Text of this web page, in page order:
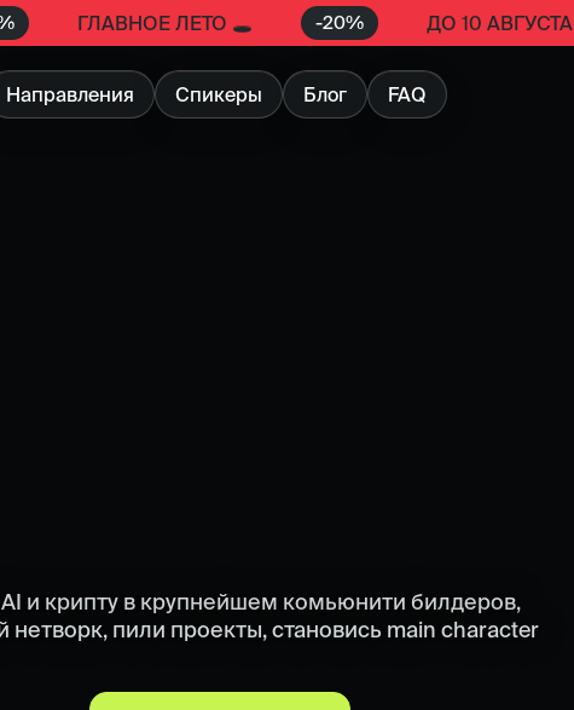
ГЛАВНОЕ ЛЕТО 🕳️ -20% ДО 10 АВГУСТА
Направления Спикеры Блог FAQ
и крипту в крупнейшем комьюнити билдеров,
нетворк, пили проекты, становись main character